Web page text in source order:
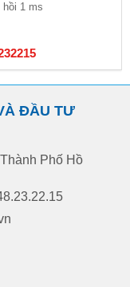
hồi 1 ms
ĐẦU TƯ
Phố Hồ